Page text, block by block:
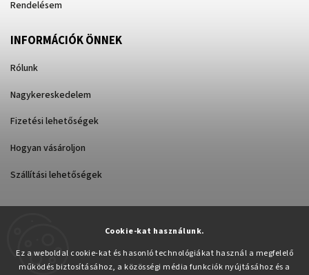
Cookie-kat használunk.
Ez a weboldal cookie-kat és hasonló technológiákat használ a megfelelő
működés biztosításához, a közösségi média funkciók nyújtásához és a
Rendelésem
INFORMÁCIÓK ÖNNEK
Rólunk
Nagykereskedelem
Fizetési lehetőségek
Hogyan vásároljon
Szállítási lehetőségek